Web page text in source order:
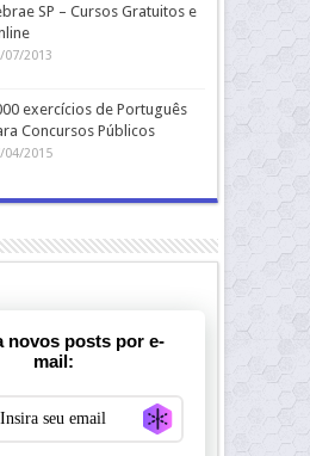
SP – Cursos Gratuitos e
07/2013
exercícios de Português
Concursos Públicos
04/2015
novos posts por e-
mail:
Generate new